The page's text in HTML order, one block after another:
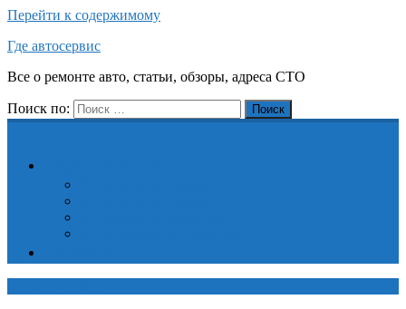
Перейти к содержимому
Где автосервис
Все о ремонте авто, статьи, обзоры, адреса СТО
Поиск по: Поиск